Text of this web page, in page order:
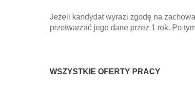
Jeżeli kandydat wyrazi zgodę na
przetwarzać jego dane przez 1 rok. Po
WSZYSTKIE OFERTY PRACY